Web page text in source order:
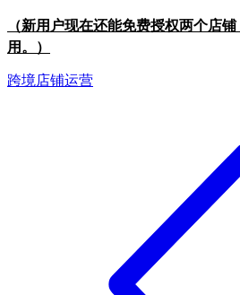
（新用户现在还能免费授权两个店
用。 ）
跨境店铺运营